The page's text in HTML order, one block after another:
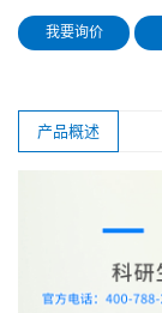
我要询价
产品概述